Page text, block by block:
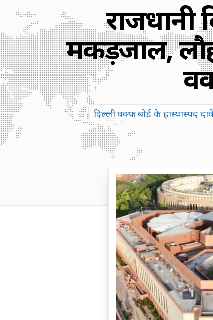
राजधानी
मकड़जाल,
दिल्ली वक्फ बोर्ड के हास्यास्पद